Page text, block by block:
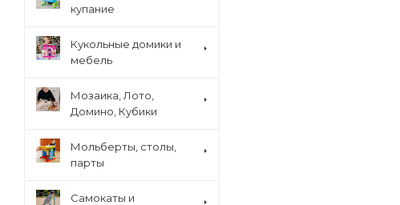
купание
Кукольные домики и
мебель
Мозаика, Лото,
Домино, Кубики
Мольберты, столы,
парты
Cамокаты и